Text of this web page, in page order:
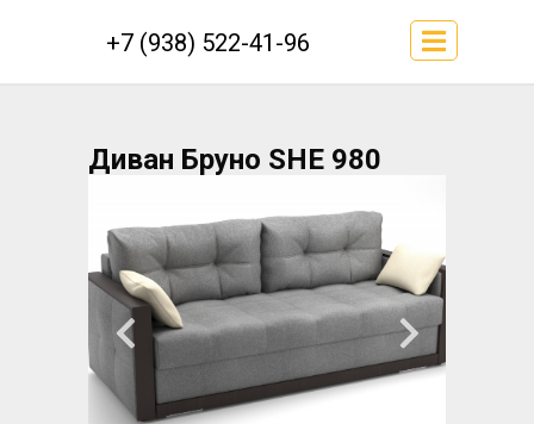
+7 (938) 522-41-96
Диван Бруно SHE 980